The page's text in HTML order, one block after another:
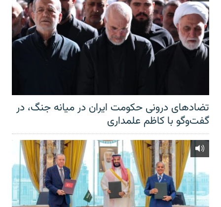
تضادهای درونی حکومت ایران در میانه جنگ، در
گفت‌‌وگو با کاظم علمداری